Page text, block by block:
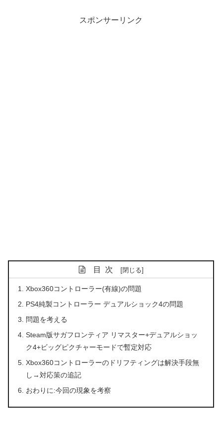
スポンサーリンク
目次
Xbox360コントローラー(有線)の問題
PS4純製コントローラー デュアルショック4の問題
問題を考える
Steam版サガフロンティア リマスター+デュアルショッ
ク4+ビッグピクチャーモードで暫定対応
Xbox360コントローラーのドリフティングは解決手段無
し→対応策の追記
おわりに:今回の現象を考察